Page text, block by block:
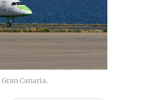
Canaria.